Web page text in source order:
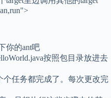
你的ant吧
按照包目录放进去
个任务都完成了。每次更改完